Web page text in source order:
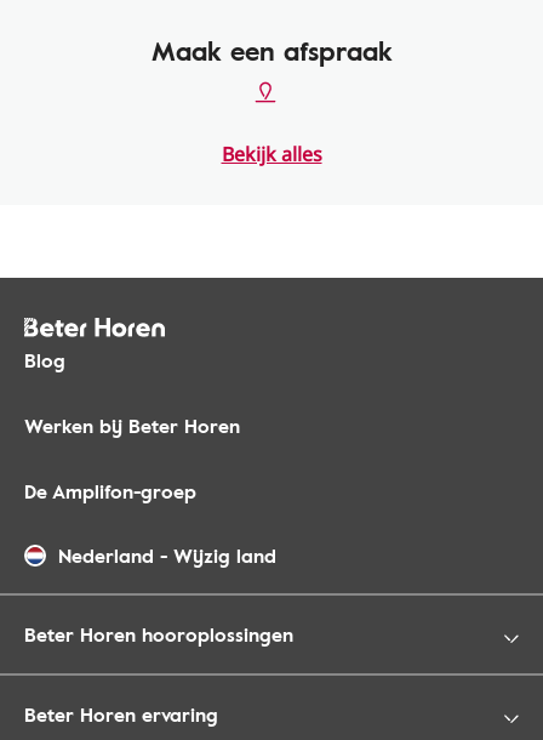
Maak een afspraak
Bekijk alles
Blog
Werken bij Beter Horen
De Amplifon-groep
Nederland - Wijzig land
Beter Horen hooroplossingen
Beter Horen ervaring